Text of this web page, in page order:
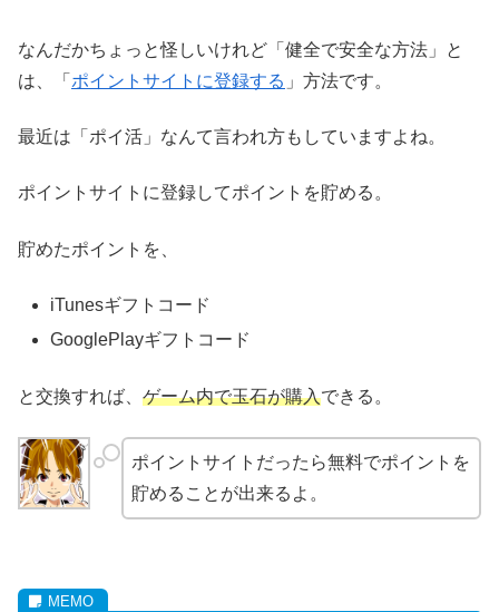
なんだかちょっと怪しいけれど「健全で安全な方法」と
は、「 ポイントサイトに登録する 」方法です。
最近は「ポイ活」なんて言われ方もしていますよね。
ポイントサイトに登録してポイントを貯める。
貯めたポイントを、
iTunesギフトコード
GooglePlayギフトコード
と交換すれば、 ゲーム内で玉石が購入できる。
ポイントサイトだったら無料でポイントを
貯めることが出来るよ。